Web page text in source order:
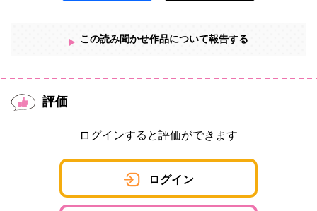
この読み聞かせ作品について報告する
評価
ログインすると評価ができます
ログイン